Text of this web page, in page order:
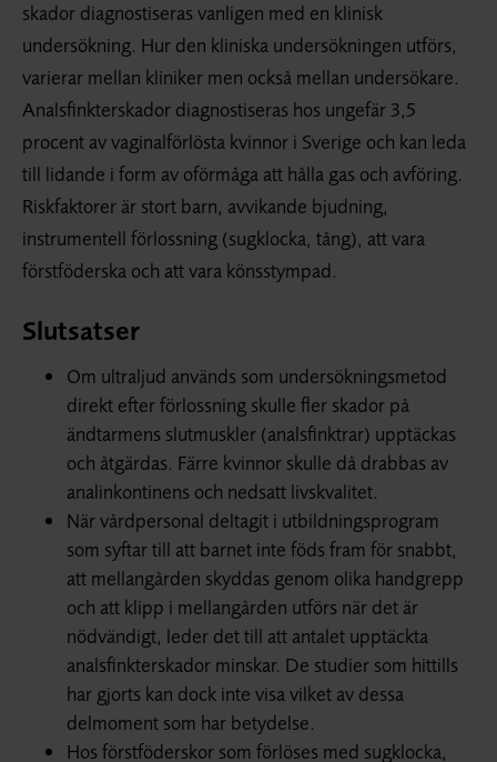
skador diagnostiseras vanligen med en klinisk
undersökning. Hur den kliniska undersökningen utförs,
varierar mellan kliniker men också mellan undersökare.
Analsfinkterskador diagnostiseras hos ungefär 3,5
procent av vaginalförlösta kvinnor i Sverige och kan leda
till lidande i form av oförmåga att hålla gas och avföring.
Riskfaktorer är stort barn, avvikande bjudning,
instrumentell förlossning (sugklocka, tång), att vara
förstföderska och att vara könsstympad.
Slutsatser
Om ultraljud används som undersökningsmetod
direkt efter förlossning skulle fler skador på
ändtarmens slutmuskler (analsfinktrar) upptäckas
och åtgärdas. Färre kvinnor skulle då drabbas av
analinkontinens och nedsatt livskvalitet.
När vårdpersonal deltagit i utbildningsprogram
som syftar till att barnet inte föds fram för snabbt,
att mellangården skyddas genom olika handgrepp
och att klipp i mellangården utförs när det är
nödvändigt, leder det till att antalet upptäckta
analsfinkterskador minskar. De studier som hittills
har gjorts kan dock inte visa vilket av dessa
delmoment som har betydelse.
Hos förstföderskor som förlöses med sugklocka,